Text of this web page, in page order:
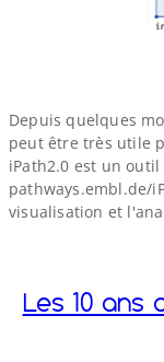
Depuis quelques
peut être très utile
iPath2.0 est un
pathways​.embl​.de/​
visualisation et
Les 10 ans